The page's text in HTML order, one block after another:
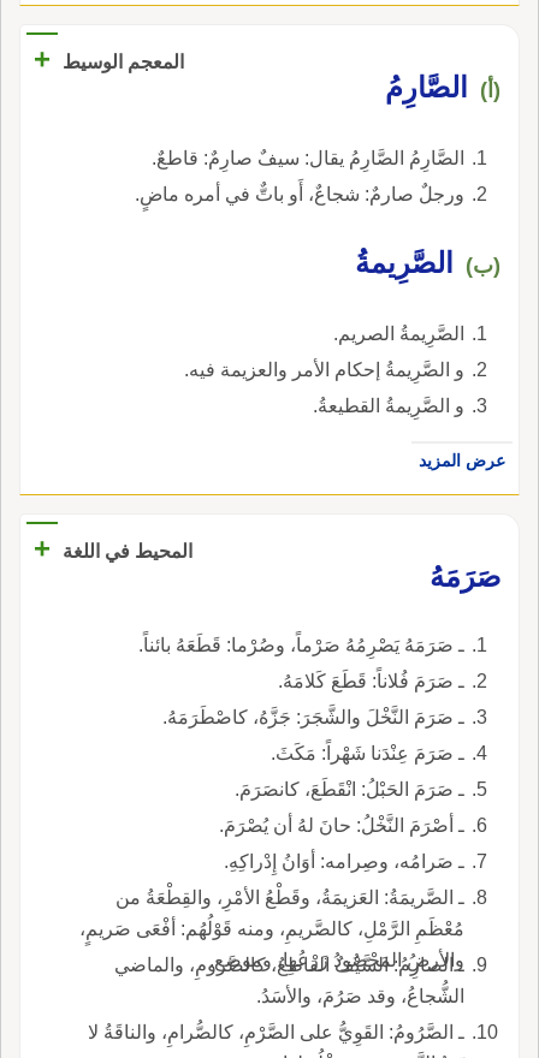
المعجم الوسيط +
(أ) الصَّارِمُ
الصَّارِمُ الصَّارِمُ يقال: سيفٌ صارِمٌ: قاطعٌ.
ورجلٌ صارمٌ: شجاعٌ، أَو باتٌّ في أمره ماضٍ.
(ب) الصَّرِيمةُ
الصَّرِيمةُ الصريم.
و الصَّرِيمةُ إحكام الأمر والعزيمة فيه.
و الصَّرِيمةُ القطيعةُ.
عرض المزيد
المحيط في اللغة
+
صَرَمَهُ
ـ صَرَمَهُ يَصْرِمُهُ صَرْماً، وصُرْما: قَطَعَهُ بائناً.
ـ صَرَمَ فُلاناً: قَطَعَ كَلامَهُ.
ـ صَرَمَ النَّخْلَ والشَّجَرَ: جَزَّهُ، كاصْطَرَمَهُ.
ـ صَرَمَ عِنْدَنا شَهْراً: مَكَثَ.
ـ صَرَمَ الحَبْلُ: انْقَطَعَ، كانصَرَمَ.
ـ أصْرَمَ النَّخْلُ: حانَ لهُ أن يُصْرَمَ.
ـ صَرامُه، وصِرامه: أوَانُ إِدْراكِهِ.
ـ الصَّريمَةُ: العَزيمَةُ، وقَطْعُ الأمْرِ، والقِطْعَةُ من
مُعْظَمِ الرَّمْلِ، كالصَّريمِ، ومنه قَوْلُهُم: أفْعَى صَريمٍ،
والأرضُ المَحْصُودُ زَرْعُها، وموضع.
ـ الصارِمُ: السَّيْفُ القاطِعُ، كالصَّرومِ، والماضي
الشُّجاعُ، وقد صَرُمَ، والأسَدُ.
ـ الصَّرُومُ: القَوِيُّ على الصَّرْمِ، كالصُّرامِ، والناقَةُ لا